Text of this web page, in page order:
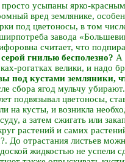
усыпаны ярко-
вред землянике,
под цветоносы, в том
завода
считает, что
гнилью бесполезно? А
рогатках велики, и надо
под кустами земляники,
сбора ягод мульчу
подвязывал цветоносы,
кусты, и возникла
а затем сжигать или
растений и самих
До отрастания листьев
жидкостью не успели